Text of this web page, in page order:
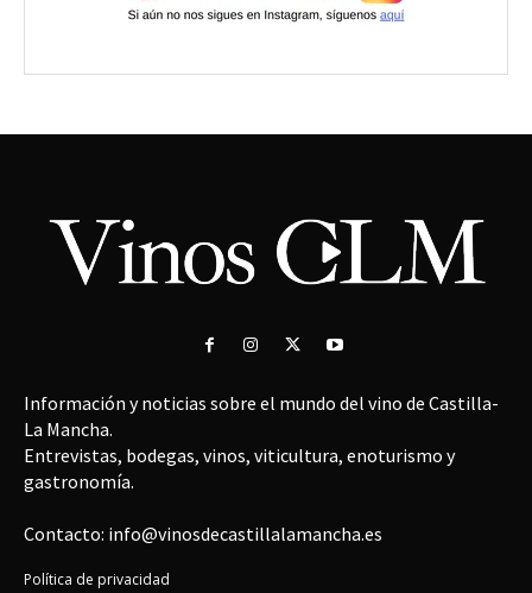
Información y noticias sobre el mundo del vino de Castilla-
La Mancha.
Entrevistas, bodegas, vinos, viticultura, enoturismo y
gastronomía.
Contacto: info@vinosdecastillalamancha.es
Política de privacidad